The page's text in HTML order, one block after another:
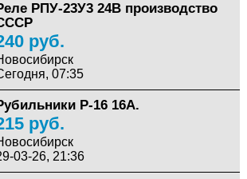
РПУ-23У3 24В производство
руб.
07:35
Р-16 16А.
руб.
03-26, 21:36